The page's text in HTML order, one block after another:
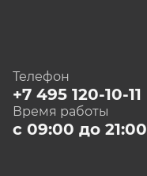
Телефон
+7 495 120-10-11
Время работы
с 09:00 до 21:00